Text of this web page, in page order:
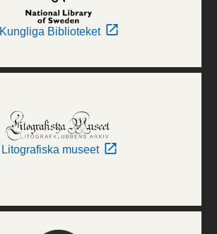
Kungliga Biblioteket
Litografiska museet